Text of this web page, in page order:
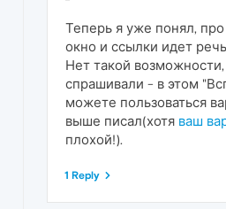
Теперь я уже понял,
окно и ссылки идет
Нет такой
спрашивали - в этом
можете пользоваться
выше писал(хотя ваш
плохой!).
1 Reply